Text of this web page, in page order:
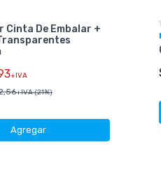
Cinta De Embalar +
+IVA
+IVA (21%)
Agregar